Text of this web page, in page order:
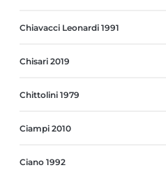
Chiavacci Leonardi 1991
Chisari 2019
Chittolini 1979
Ciampi 2010
Ciano 1992